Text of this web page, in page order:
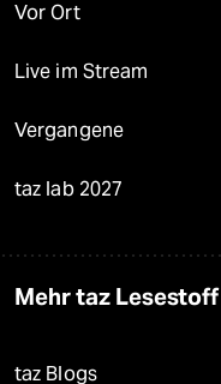
Vor Ort
Live im Stream
Vergangene
taz lab 2027
Mehr taz Lesestoff
taz Blogs